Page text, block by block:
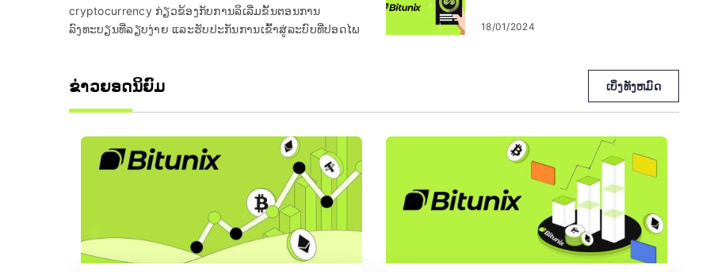
cryptocurrency ກ່ຽວຂ້ອງກັບການລິເລີ່ມຂັ້ນຕອນການ
ລົງທະບຽນທີ່ລຽບງ່າຍ ແລະຮັບປະກັນການເຂົ້າສູ່ລະບົບທີ່ປອດໄພ
ປະສົບການທີ່ເປັນມິດກັບຜູ້ໃຊ້ທີ່ປັບແຕ່ງສໍາລັບທັງສາມຈົວແລະ
Bitunix ຂອງທ່ານ.
18/01/2024
ຂ່າວຍອດນິຍົມ ເບິ່ງ​ທັງ​ຫມົດ